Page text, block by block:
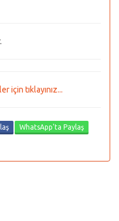
için tıklayınız...
WhatsApp'ta Paylaş